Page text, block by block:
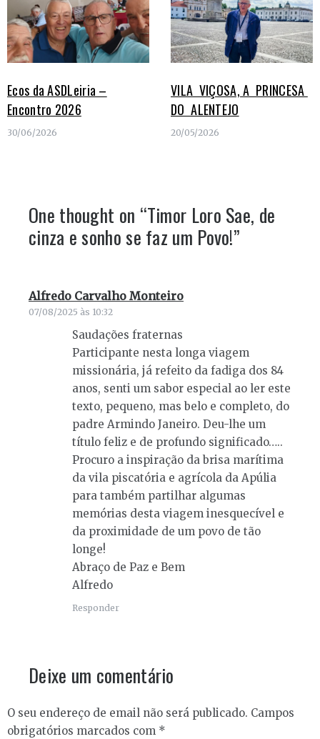
Ecos da ASDLeiria –
Encontro 2026
30/06/2026
VILA VIÇOSA, A PRINCESA
DO ALENTEJO
20/05/2026
One thought on “Timor Loro Sae, de
cinza e sonho se faz um Povo!”
Alfredo Carvalho Monteiro
07/08/2025 às 10:32
Saudações fraternas
Participante nesta longa viagem
missionária, já refeito da fadiga dos 84
anos, senti um sabor especial ao ler este
texto, pequeno, mas belo e completo, do
padre Armindo Janeiro. Deu-lhe um
título feliz e de profundo significado…..
Procuro a inspiração da brisa marítima
da vila piscatória e agrícola da Apúlia
para também partilhar algumas
memórias desta viagem inesquecível e
da proximidade de um povo de tão
longe!
Abraço de Paz e Bem
Alfredo
Responder
Deixe um comentário
O seu endereço de email não será publicado. Campos
obrigatórios marcados com *